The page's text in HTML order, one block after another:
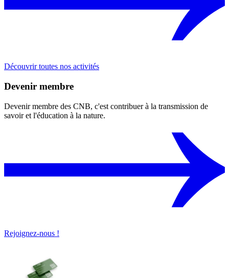
Découvrir toutes nos activités
Devenir membre
Devenir membre des CNB, c'est contribuer à la transmission de
savoir et l'éducation à la nature.
Rejoignez-nous !